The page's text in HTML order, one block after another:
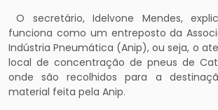
O secretário, Idelvone Mendes,
funciona como um entreposto da
Indústria Pneumática (Anip), ou seja, o
local de concentração de pneus de
onde são recolhidos para a
material feita pela Anip.